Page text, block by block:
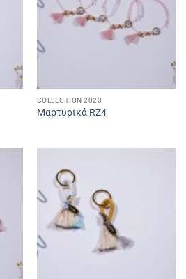
COLLECTION 2023
Μαρτυρικά RZ4